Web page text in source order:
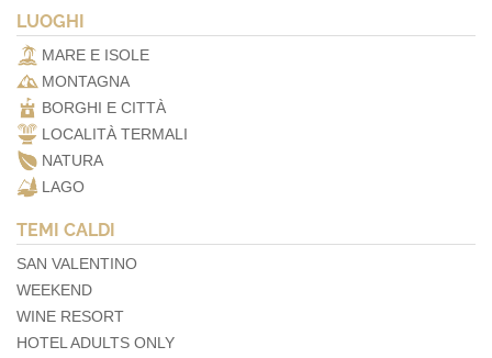
LUOGHI
MARE E ISOLE
MONTAGNA
BORGHI E CITTÀ
LOCALITÀ TERMALI
NATURA
LAGO
TEMI CALDI
SAN VALENTINO
WEEKEND
WINE RESORT
HOTEL ADULTS ONLY